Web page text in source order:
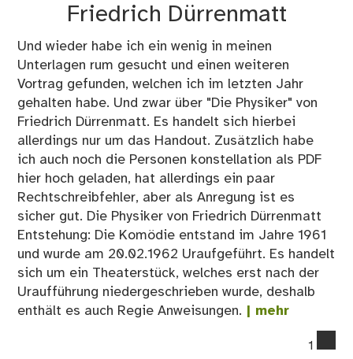
Friedrich Dürrenmatt
Und wieder habe ich ein wenig in meinen
Unterlagen rum gesucht und einen weiteren
Vortrag gefunden, welchen ich im letzten Jahr
gehalten habe. Und zwar über "Die Physiker" von
Friedrich Dürrenmatt. Es handelt sich hierbei
allerdings nur um das Handout. Zusätzlich habe
ich auch noch die Personen konstellation als PDF
hier hoch geladen, hat allerdings ein paar
Rechtschreibfehler, aber als Anregung ist es
sicher gut. Die Physiker von Friedrich Dürrenmatt
Entstehung: Die Komödie entstand im Jahre 1961
und wurde am 20.02.1962 Uraufgeführt. Es handelt
sich um ein Theaterstück, welches erst nach der
Uraufführung niedergeschrieben wurde, deshalb
enthält es auch Regie Anweisungen. | mehr
1